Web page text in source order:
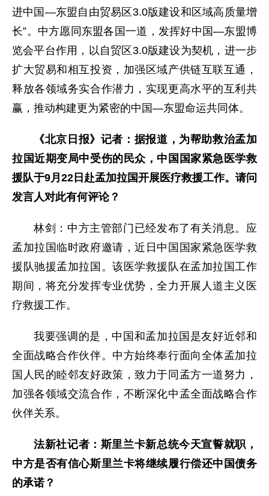
进中国—东盟自由贸易区3.0版建设和区域高质量增
长”。中方愿同东盟各国一道，发挥好中国—东盟博
览会平台作用，以自贸区3.0版建设为契机，进一步
扩大贸易和相互投资，加强区域产供链互联互通，
释放各领域务实合作潜力，实现更高水平的互利共
赢，推动构建更为紧密的中国—东盟命运共同体。
《北京日报》记者：据报道，为帮助救治孟加
拉国近期变局中受伤的民众，中国国家紧急医学救
援队于9月22日赴孟加拉国开展医疗救援工作。请问
发言人对此有何评论？
林剑：中方主管部门已经发布了有关消息。应
孟加拉国临时政府邀请，近日中国国家紧急医学救
援队驰援孟加拉国。该医学救援队在孟加拉国工作
期间，将充分发挥专业优势，全力开展人道主义医
疗救援工作。
我要强调的是，中国和孟加拉国是友好近邻和
全面战略合作伙伴。中方始终奉行面向全体孟加拉
国人民的睦邻友好政策，致力于同孟方一道努力，
加强各领域交流合作，不断深化中孟全面战略合作
伙伴关系。
法新社记者：斯里兰卡新总统今天宣誓就职，
中方是否有信心斯里兰卡将继续履行偿还中国债务
的承诺？